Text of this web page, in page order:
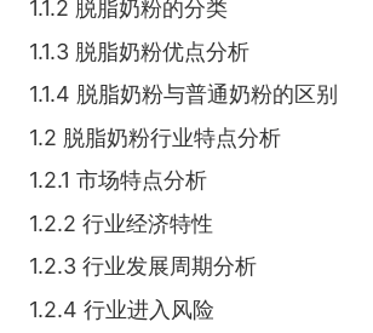
1.1.2 脱脂奶粉的分类
1.1.3 脱脂奶粉优点分析
1.1.4 脱脂奶粉与普通奶粉的区别
1.2 脱脂奶粉行业特点分析
1.2.1 市场特点分析
1.2.2 行业经济特性
1.2.3 行业发展周期分析
1.2.4 行业进入风险